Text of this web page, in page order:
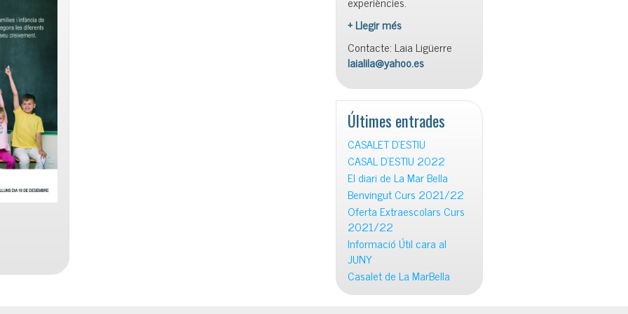
+ Llegir més
Contacte: Laia Ligüerre
laialila@yahoo.es
Últimes entrades
CASALET D’ESTIU
CASAL D’ESTIU 2022
El diari de La Mar Bella
Benvingut Curs 2021/22
Oferta Extraescolars Curs
2021/22
Informació Útil cara al
JUNY
Casalet de La MarBella